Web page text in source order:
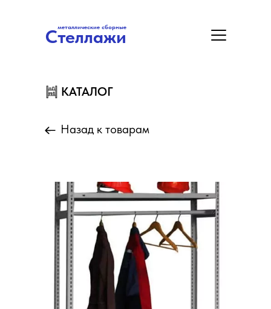
Стеллажи
металлические сборные
Стеллажи
КАТАЛОГ
Назад к товарам